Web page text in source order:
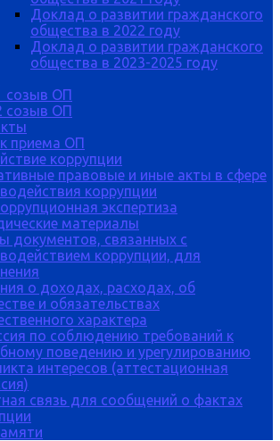
Доклад о развитии гражданского
общества в 2022 году
Доклад о развитии гражданского
общества в 2023-2025 году
созыв ОП
созыв ОП
приема ОП
коррупции
правовые и иные акты в сфере
коррупции
экспертиза
материалы
документов, связанных с
коррупции, для
о доходах, расходах, об
и обязательствах
характера
по соблюдению требований к
поведению и урегулированию
интересов (аттестационная
связь для сообщений о фактах